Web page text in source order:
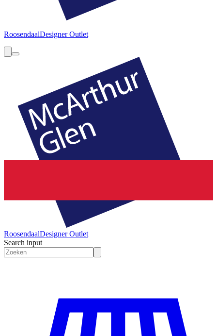
RoosendaalDesigner Outlet
RoosendaalDesigner Outlet
Search input